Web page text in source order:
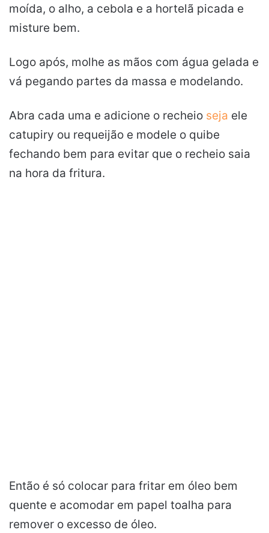
moída, o alho, a cebola e a hortelã picada e
misture bem.
Logo após, molhe as mãos com água gelada e
vá pegando partes da massa e modelando.
Abra cada uma e adicione o recheio seja ele
catupiry ou requeijão e modele o quibe
fechando bem para evitar que o recheio saia
na hora da fritura.
Então é só colocar para fritar em óleo bem
quente e acomodar em papel toalha para
remover o excesso de óleo.